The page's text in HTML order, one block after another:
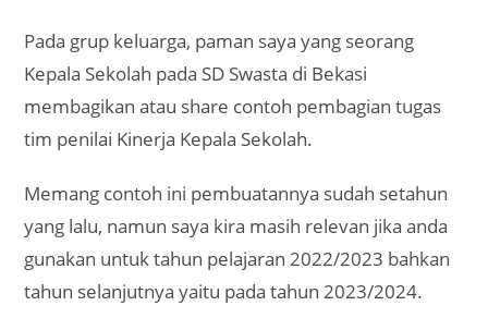
Pada grup keluarga, paman saya yang seorang
Kepala Sekolah pada SD Swasta di Bekasi
membagikan atau share contoh pembagian tugas
tim penilai Kinerja Kepala Sekolah.
Memang contoh ini pembuatannya sudah setahun
yang lalu, namun saya kira masih relevan jika anda
gunakan untuk tahun pelajaran 2022/2023 bahkan
tahun selanjutnya yaitu pada tahun 2023/2024.